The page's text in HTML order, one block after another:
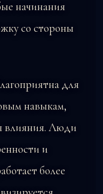
начинания
со стороны
для
навыкам,
влияния. Люди
и
более